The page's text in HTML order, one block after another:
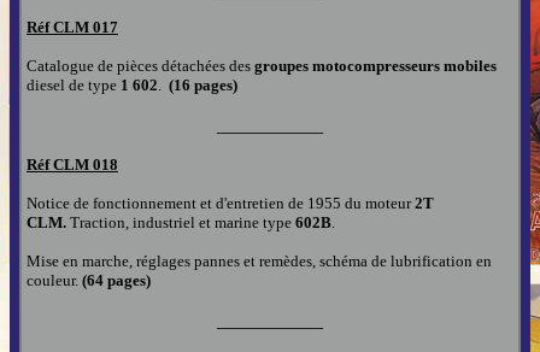
Réf CLM 017
Catalogue de pièces détachées des groupes motocompresseurs mobiles
diesel de type 1 602. (16 pages)
Réf CLM 018
Notice de fonctionnement et d'entretien de 1955 du moteur2T
CLM. Traction, industriel et marine type 602B.
Mise en marche, réglages pannes et remèdes, schéma de lubrification en
couleur. (64 pages)